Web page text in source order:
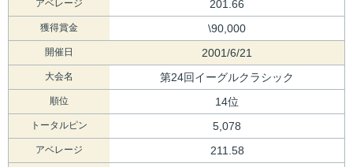
アベレージ 201.66
獲得賞金 \90,000
開催日 2001/6/21
大会名 第24回イーグルクラシック
順位 14位
トータルピン 5,078
アベレージ 211.58